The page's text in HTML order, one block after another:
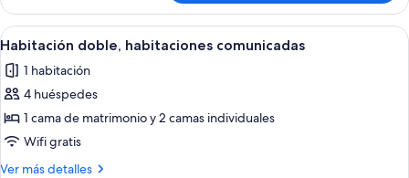
doble
(Extra
Bed)
Abrir
todas
las
fotos
de
Habitación
doble,
Una habitación de hotel con cama,
4
Habitación doble, habitaciones comunicadas
1 habitación
4 huéspedes
1 cama de matrimonio y 2 camas individuales
Wifi gratis
Ver más detalles
Más